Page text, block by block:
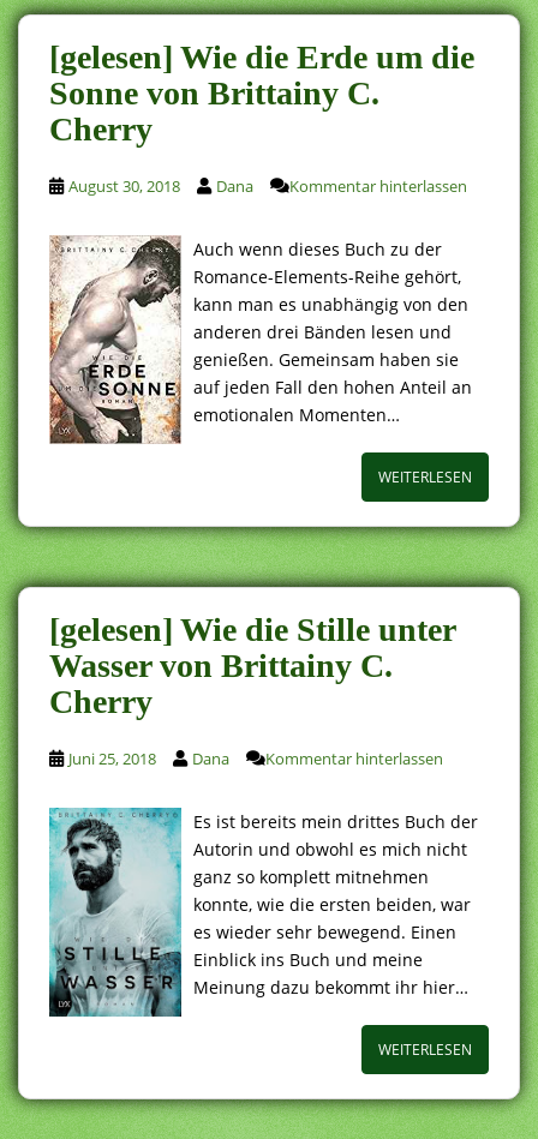
[gelesen] Wie die Erde um die
Sonne von Brittainy C.
Cherry
August 30, 2018 Dana Kommentar hinterlassen
Auch wenn dieses Buch zu der
Romance-Elements-Reihe gehört,
kann man es unabhängig von den
anderen drei Bänden lesen und
genießen. Gemeinsam haben sie
auf jeden Fall den hohen Anteil an
emotionalen Momenten…
WEITERLESEN
[gelesen] Wie die Stille unter
Wasser von Brittainy C.
Cherry
Juni 25, 2018 Dana Kommentar hinterlassen
Es ist bereits mein drittes Buch der
Autorin und obwohl es mich nicht
ganz so komplett mitnehmen
konnte, wie die ersten beiden, war
es wieder sehr bewegend. Einen
Einblick ins Buch und meine
Meinung dazu bekommt ihr hier…
WEITERLESEN